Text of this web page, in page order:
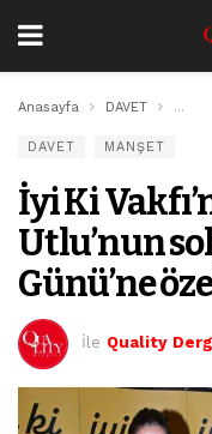
Anasayfa DAVET İyi Ki
DAVET MANŞET
İyi Ki
Utlu’nun
Günü’ne
İle Quality